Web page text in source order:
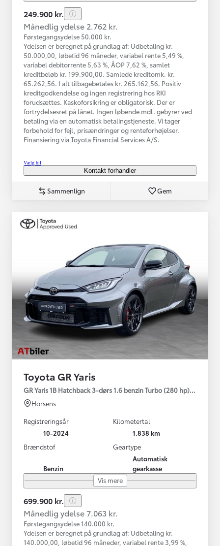
249.900 kr.
Månedlig ydelse 2.762 kr.
Førstegangsydelse 50.000 kr.
Ydelsen er beregnet på grundlag af: Udbetaling kr.
50.000,00, løbetid 96 måneder, variabel rente 5,49 %,
variabel debitorrente 5,63 %, ÅOP 7,62 %, samlet
kreditbeløb kr. 199.900,00. Samlede kreditomk. kr.
65.262,56. I alt tilbagebetales kr. 265.162,56. Positiv
kreditgodkendelse og ingen registrering hos RKI
forudsættes. Kaskoforsikring er obligatorisk. Der er
fortrydelsesret på lånet. Ingen løbende mdl. gebyrer ved
betaling via en automatisk betalingstjeneste. Vi tager
forbehold for fejl, prisændringer og renteforhøjelser.
Finansiering via Toyota Financial Services A/S.
Vælg bil
Kontakt forhandler
Sammenlign Gem
Toyota GR Yaris
GR Yaris 1B Hatchback 3-dørs 1.6 benzin Turbo (280 hp) Aut.
Horsens
Registreringsår
10-2024
Kilometertal
1.838 km
Brændstof
Benzin
Geartype
Automatisk
gearkasse
Vis mere
699.900 kr.
Månedlig ydelse 7.063 kr.
Førstegangsydelse 140.000 kr.
Ydelsen er beregnet på grundlag af: Udbetaling kr.
140.000,00, løbetid 96 måneder, variabel rente 3,99 %,